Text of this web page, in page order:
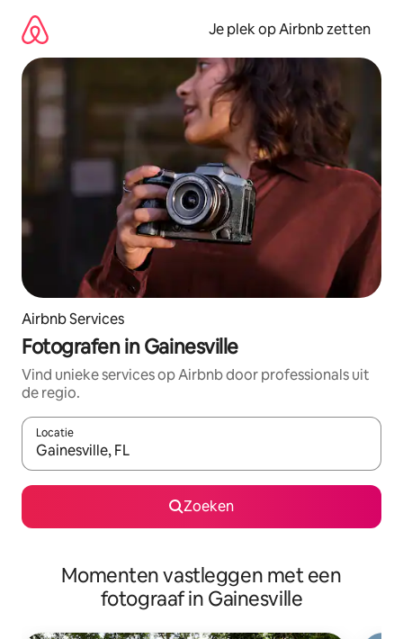
direct
naar
inhoud
Je plek op Airbnb zetten
Airbnb Services
Fotografen in Gainesville
Vind unieke services op Airbnb door professionals uit
de regio.
Locatie
Wanneer er resultaten beschikbaar zijn, maak je een keuze
Zoeken
Momenten vastleggen met een
fotograaf in Gainesville